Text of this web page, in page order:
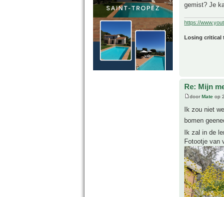
gemist? Je
https://
Losing critical
Re: Mijn
doorMate op
Ik zou niet
bomen
Ik zal in de
Fotootje van